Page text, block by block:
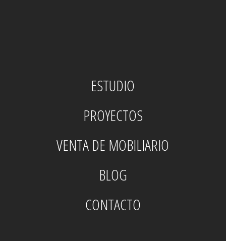
ESTUDIO
PROYECTOS
VENTA DE MOBILIARIO
BLOG
CONTACTO